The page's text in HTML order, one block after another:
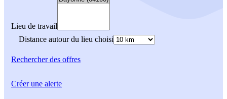
Lieu de travail
Distance autour du lieu choisi
Rechercherdes offres
Créer une alerte